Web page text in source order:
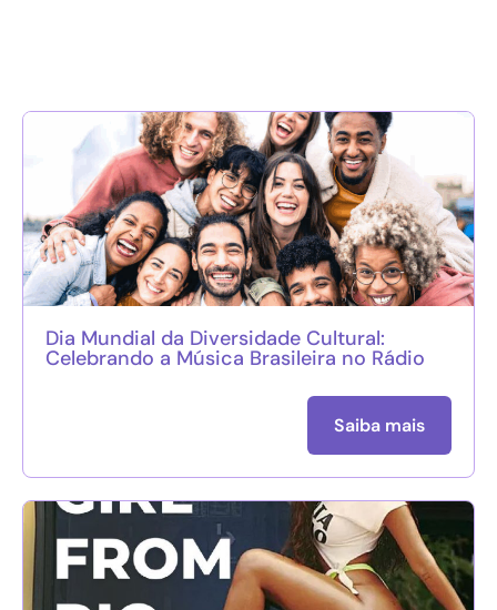
Dia Mundial da Diversidade Cultural:
Celebrando a Música Brasileira no Rádio
Saiba mais